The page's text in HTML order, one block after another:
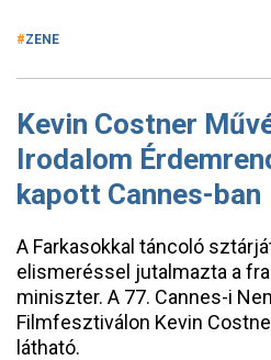
ZENE
Kevin Costner
Irodalom
kapott Cannes-ban
A Farkasokkal táncoló
elismeréssel jutalmazta a
miniszter. A 77. Cannes-i
Filmfesztiválon Kevin
látható.